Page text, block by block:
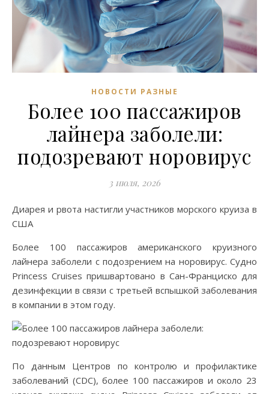
НОВОСТИ РАЗНЫЕ
Более 100 пассажиров
лайнера заболели:
подозревают норовирус
3 июля, 2026
Диарея и рвота настигли участников морского круиза в
США
Более 100 пассажиров американского круизного
лайнера заболели с подозрением на норовирус. Судно
Princess Cruises пришвартовано в Сан-Франциско для
дезинфекции в связи с третьей вспышкой заболевания
в компании в этом году.
По данным Центров по контролю и профилактике
заболеваний (CDC), более 100 пассажиров и около 23